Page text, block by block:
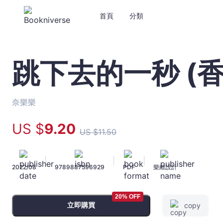
首頁 分類
跳
下
去
的
秒
(香
版)
-
樂
-
跳下去的一秒 (
奈樂樂
US $9.20 US $11.50
2022/08
|
9789887596929 PDF 樂緻設計
立即購買
20% OFF
copy